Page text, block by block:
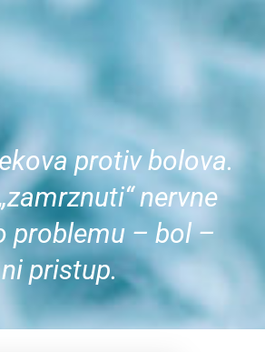
protiv bolova.
nervne
problemu – bol –
pristup.